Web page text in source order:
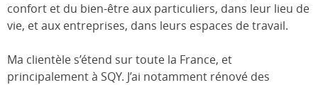
confort et du bien-être aux particuliers, dans leur lieu de
vie, et aux entreprises, dans leurs espaces de travail.
Ma clientèle s’étend sur toute la France, et
principalement à SQY. J’ai notamment rénové des